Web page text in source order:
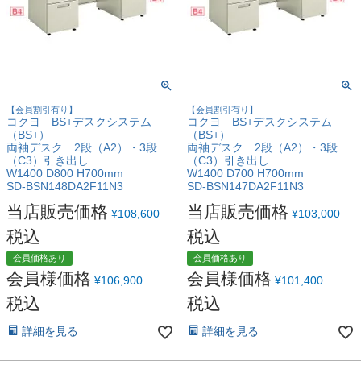
【会員割引有り】
コクヨ BS+デスクシステム
（BS+）
両袖デスク 2段（A2）・3段
（C3）引き出し
W1400 D800 H700mm
SD-BSN148DA2F11N3
当店販売価格 ¥108,600
税込
会員価格あり
会員様価格 ¥106,900
税込
詳細を見る
【会員割引有り】
コクヨ BS+デスクシステム
（BS+）
両袖デスク 2段（A2）・3段
（C3）引き出し
W1400 D700 H700mm
SD-BSN147DA2F11N3
当店販売価格 ¥103,000
税込
会員価格あり
会員様価格 ¥101,400
税込
詳細を見る